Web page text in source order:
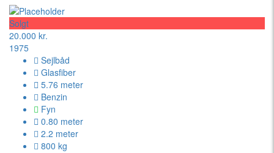
Solgt
20.000 kr.
1975
Sejlbåd
Glasfiber
5.76 meter
Benzin
Fyn
0.80 meter
2.2 meter
800 kg